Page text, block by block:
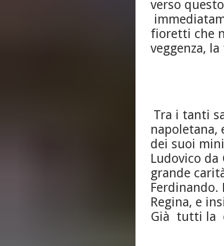
verso
fioretti che
veggenza,
Tra i tanti
napoletana,
dei suoi
Ludovico
grande
Regina, e
Già tutti la